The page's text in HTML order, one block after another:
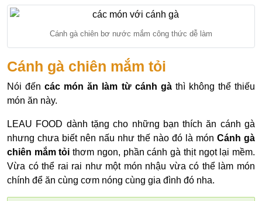
Cánh gà chiên bơ nước mắm công thức dễ làm
Cánh gà chiên mắm tỏi
Nói đếncác món ăn làm từ cánh gàthì không thể thiếu
món ăn này.
LEAU FOOD dành tặng cho những bạn thích ăn cánh gà
nhưng chưa biết nên nấu như thế nào đó là món Cánh gà
chiên mắm tỏi thơm ngon, phần cánh gà thịt ngọt lại mềm.
Vừa có thể rai rai như một món nhậu vừa có thể làm món
chính để ăn cùng cơm nóng cùng gia đình đó nha.